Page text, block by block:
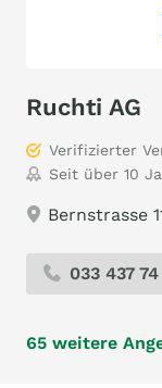
Ruchti AG
Verifizierter
Seit über 10
Bernstrasse
033 437 74
65 weitere